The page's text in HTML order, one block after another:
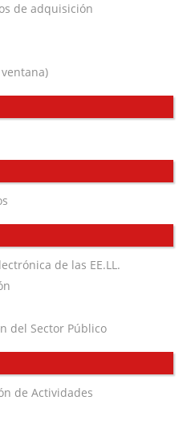
de adquisición
de las EE.LL.
del Sector Público
de Actividades